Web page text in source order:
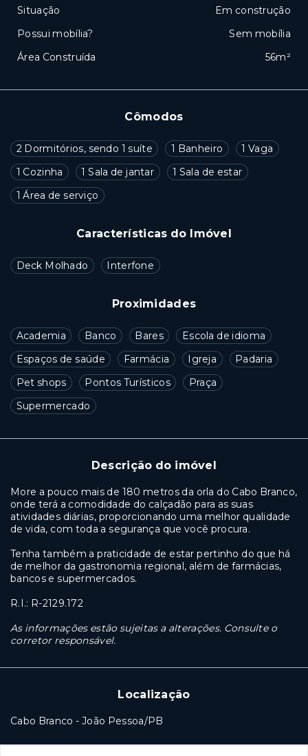
Cômodos
2 Dormitórios, sendo 1 suíte 1 Banheiro
1 Vaga
1 Cozinha
1 Sala de jantar
1 Sala de estar
1 Área de serviço
Características do Imóvel
Deck Molhado Interfone
Proximidades
Academia Banco Bares
Escola de idioma
Espaços de saúde
Farmácia Igreja
Padaria
Pet shops
Pontos Turísticos
Praça
Supermercado
Descrição do imóvel
More a pouco mais de 180 metros da orla do Cabo Branco,
onde terá a comodidade do calçadão para as suas
atividades diárias, proporcionando uma melhor qualidade
de vida, com toda a segurança que você procura.
Tenha também a praticidade de estar pertinho do que há
de melhor da gastronomia regional, além de farmácias,
bancos e supermercados.
R.I.: R-2129.172
As informações estão sujeitas a alterações. Consulte o
corretor responsável.
Localização
Cabo Branco - João Pessoa/PB
Situação
Em construção
Possui mobília?
Sem mobília
Área Construída
56m²